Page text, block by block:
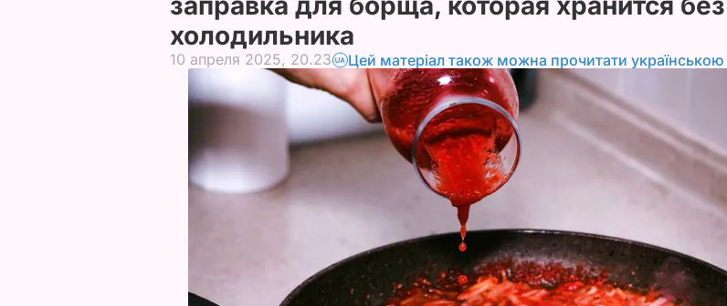
холодильника
10 апреля 2025, 20.23 Цей матеріал також можна прочитати українською